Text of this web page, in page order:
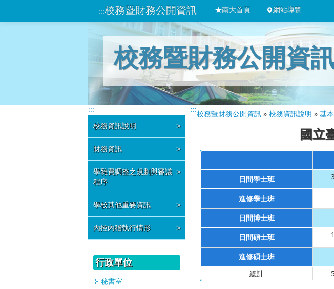
:::校務暨財務公開資訊 南大首頁 網站導覽
校務暨財務公開資
:::
校務資訊說明 >
財務資訊 >
學雜費調整之規劃與審議
程序
>
學校其他重要資訊 >
內控內稽執行情形 >
行政單位
秘書室
:::校務暨財務公開資訊 » 校務資訊說明 » 基
國立
日間學士班
進修學士班
日間博士班
日間碩士班
進修碩士班
總計